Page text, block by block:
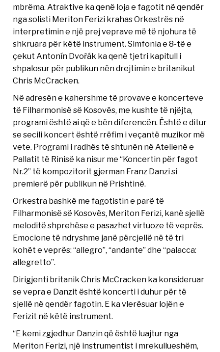
mbrëma. Atraktive ka qenë loja e fagotit në qendër
nga solisti Meriton Ferizi krahas Orkestrës në
interpretimin e një prej veprave më të njohura të
shkruara për këtë instrument. Simfonia e 8-të e
çekut Antonín Dvořák ka qenë tjetri kapitull i
shpalosur për publikun nën drejtimin e britanikut
Chris McCracken.
Në adresën e kahershme të provave e koncerteve
të Filharmonisë së Kosovës, me kushte të njëjta,
programi është ai që e bën diferencën. Është e ditur
se secili koncert është rrëfim i veçantë muzikor më
vete. Programi i radhës të shtunën në Atelienë e
Pallatit të Rinisë ka nisur me “Koncertin për fagot
Nr.2” të kompozitorit gjerman Franz Danzi si
premierë për publikun në Prishtinë.
Orkestra bashkë me fagotistin e parë të
Filharmonisë së Kosovës, Meriton Ferizi, kanë sjellë
meloditë shprehëse e pasazhet virtuoze të veprës.
Emocione të ndryshme janë përcjellë në të tri
kohët e veprës: “allegro”, “andante” dhe “palacca:
allegretto”.
Dirigjenti britanik Chris McCracken ka konsideruar
se vepra e Danzit është koncerti i duhur për të
sjellë në qendër fagotin. E ka vlerësuar lojën e
Ferizit në këtë instrument.
“E kemi zgjedhur Danzin që është luajtur nga
Meriton Ferizi, një instrumentist i mrekullueshëm,